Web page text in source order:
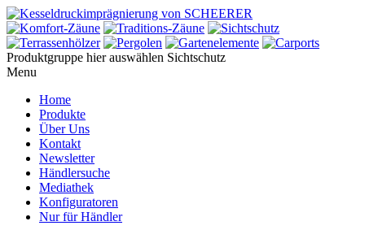
Produktgruppe hier auswählen Sichtschutz
Menu
Home
Produkte
Über Uns
Kontakt
Newsletter
Händlersuche
Mediathek
Konfiguratoren
Nur für Händler